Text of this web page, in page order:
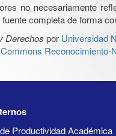
no necesariamente
completa de forma
Derechos por Universidad
Reconocimiento-
Productividad Académica